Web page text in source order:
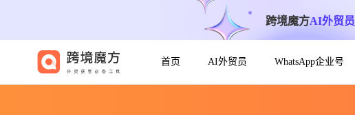
跨境魔方AI外贸员
首页 AI外贸员 WhatsApp企业号